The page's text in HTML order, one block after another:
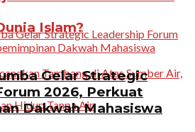
Islam?
Gelar Strategic
2026, Perkuat
Dakwah Mahasiswa